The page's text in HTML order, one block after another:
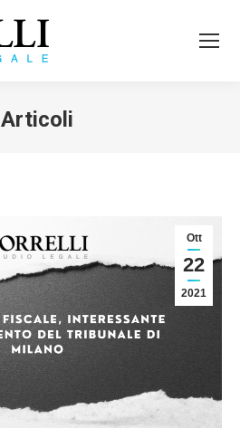
Articoli
Ott
22
2021